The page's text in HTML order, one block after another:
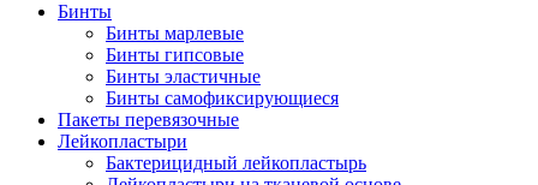
Бинты
Бинты марлевые
Бинты гипсовые
Бинты эластичные
Бинты самофиксирующиеся
Пакеты перевязочные
Лейкопластыри
Бактерицидный лейкопластырь